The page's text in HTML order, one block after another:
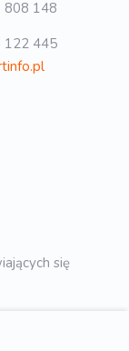
808 148
122 445
się